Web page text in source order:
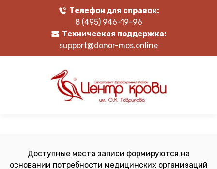
Телефон для справок:
8 (495) 946-19-96
Техническая поддержка:
support@donor-mos.online
Доступные места записи формируются на
основании потребности медицинских организаций